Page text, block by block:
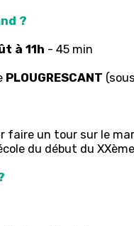
?
à 11h - 45 min
PLOUGRESCANT
faire un tour sur le
du début du